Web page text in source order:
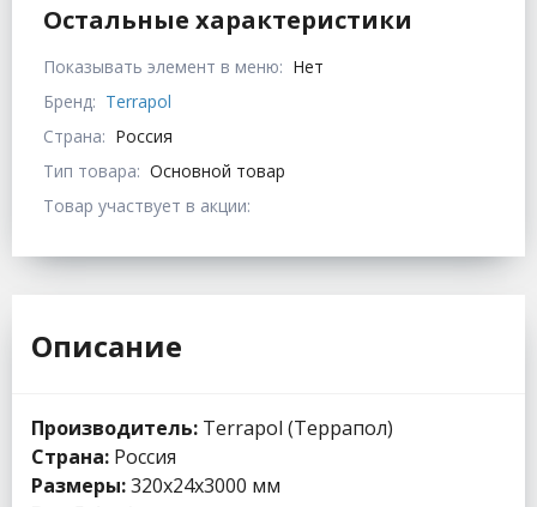
Остальные характеристики
Показывать элемент в меню: Нет
Бренд: Terrapol
Страна: Россия
Тип товара: Основной товар
Товар участвует в акции:
Описание
Производитель: Terrapol (Террапол)
Страна: Россия
Размеры:320х24х3000 мм